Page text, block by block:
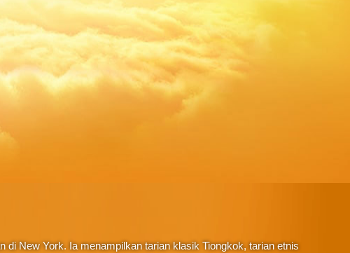
di New York. Ia menampilkan tarian klasik Tiongkok, tarian etnis